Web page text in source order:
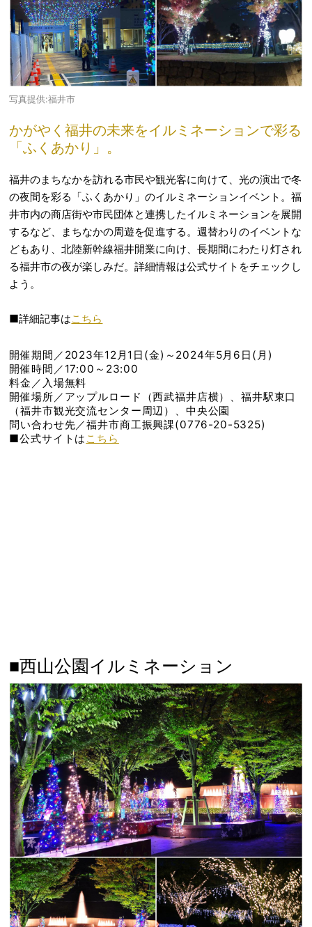
写真提供:福井市
かがやく福井の未来をイルミネーションで彩る
「ふくあかり」。
福井のまちなかを訪れる市民や観光客に向けて、光の演出で冬
の夜間を彩る「ふくあかり」のイルミネーションイベント。福
井市内の商店街や市民団体と連携したイルミネーションを展開
するなど、まちなかの周遊を促進する。週替わりのイベントな
どもあり、北陸新幹線福井開業に向け、長期間にわたり灯され
る福井市の夜が楽しみだ。詳細情報は公式サイトをチェックし
よう。
■詳細記事はこちら
開催期間／2023年12月1日(金)～2024年5月6日(月)
開催時間／17:00～23:00
料金／入場無料
開催場所／アップルロード（西武福井店横）、福井駅東口
（福井市観光交流センター周辺）、中央公園
問い合わせ先／福井市商工振興課(0776-20-5325)
■公式サイトは こちら
■西山公園イルミネーション